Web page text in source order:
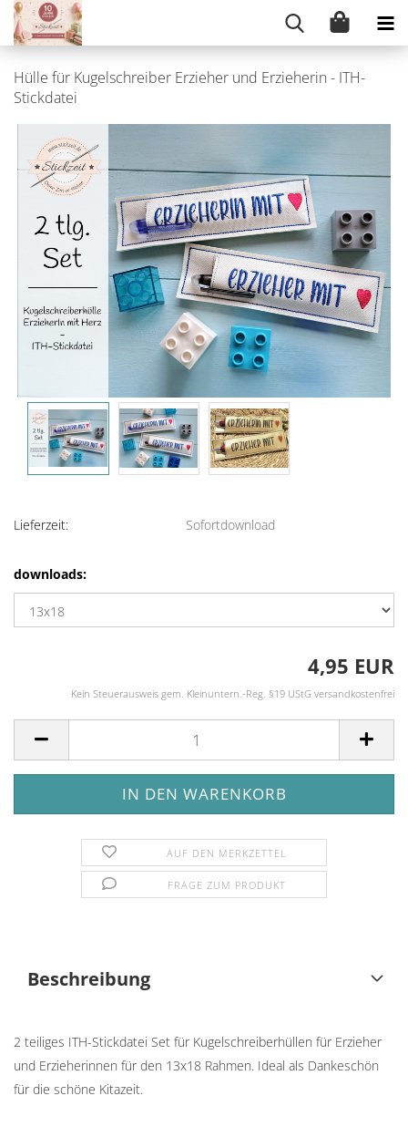
Hülle für Kugelschreiber Erzieher und Erzieherin - ITH-
Stickdatei
Lieferzeit: Sofortdownload
downloads:
4,95 EUR
Kein Steuerausweis gem. Kleinuntern.-Reg. §19 UStG versandkostenfrei
AUF DEN MERKZETTEL
FRAGE ZUM PRODUKT
Beschreibung
2 teiliges ITH-Stickdatei Set für Kugelschreiberhüllen für Erzieher
und Erzieherinnen für den 13x18 Rahmen. Ideal als Dankeschön
für die schöne Kitazeit.